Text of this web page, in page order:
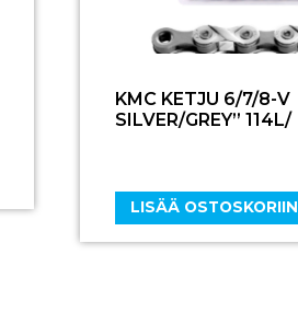
KMC KETJU 6/7/8-V
SILVER/GREY” 114L/
LISÄÄ OSTOSKORIIN